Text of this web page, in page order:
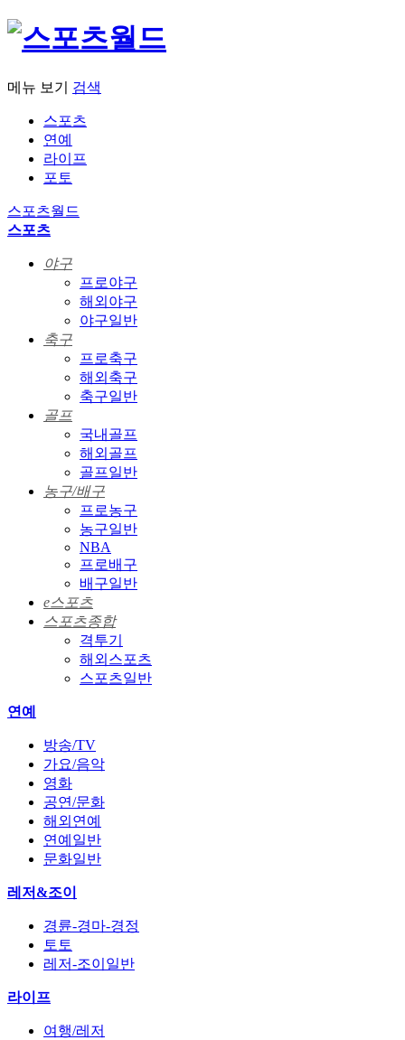
메뉴 보기 검색
스포츠
연예
라이프
포토
스포츠월드
스포츠
야구
프로야구
해외야구
야구일반
축구
프로축구
해외축구
축구일반
골프
국내골프
해외골프
골프일반
농구/배구
프로농구
농구일반
NBA
프로배구
배구일반
e스포츠
스포츠종합
격투기
해외스포츠
스포츠일반
연예
방송/TV
가요/음악
영화
공연/문화
해외연예
연예일반
문화일반
레저&조이
경륜-경마-경정
토토
레저-조이일반
라이프
여행/레저